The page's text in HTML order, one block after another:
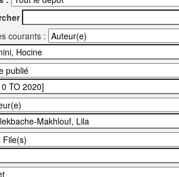
courants :